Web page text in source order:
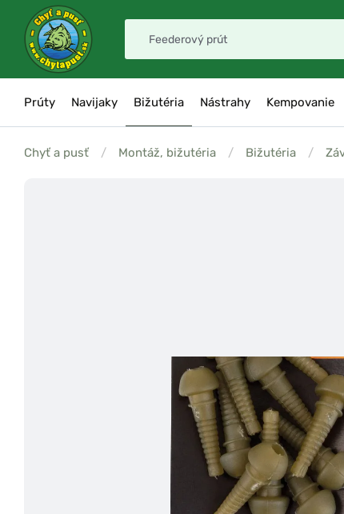
Prúty Navijaky Bižutéria Nástrahy Kempovanie
Chyť a pusť / Montáž, bižutéria / Bižutéria /